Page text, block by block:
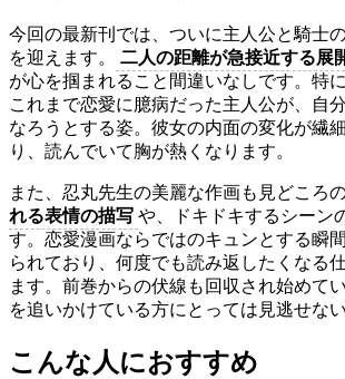
今回の最新刊では、ついに主人公と騎士
を迎えます。
二人の距離が急接近する展
が心を掴まれること間違いなしです。特
これまで恋愛に臆病だった主人公が、自
なろうとする姿。彼女の内面の変化が繊
り、読んでいて胸が熱くなります。
また、忍丸先生の美麗な作画も見どころの
れる表情の描写 や、ドキドキするシーン
す。恋愛漫画ならではのキュンとする瞬
られており、何度でも読み返したくなる
ます。前巻からの伏線も回収され始めて
を追いかけている方にとっては見逃せな
こんな人におすすめ